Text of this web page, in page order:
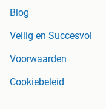
Blog
Veilig en Succesvol
Voorwaarden
Cookiebeleid